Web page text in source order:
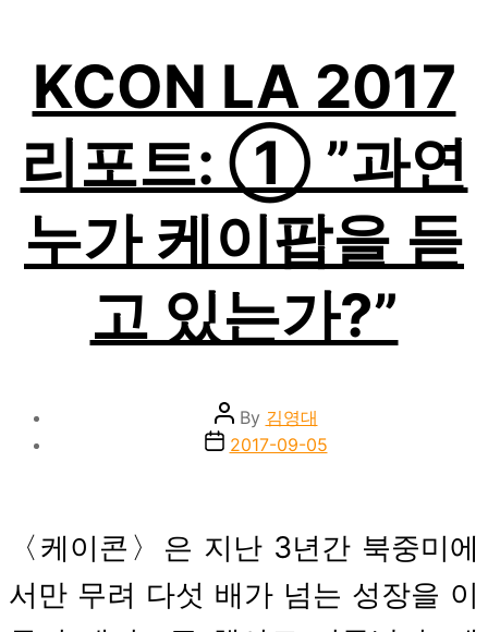
KCON LA 2017
리포트: ① ”과연
누가 케이팝을 듣
고 있는가?”
Post
author
By 김영대
Post2017-09-05
〈케이콘〉은 지난 3년간 북중미에
서만 무려 다섯 배가 넘는 성장을 이